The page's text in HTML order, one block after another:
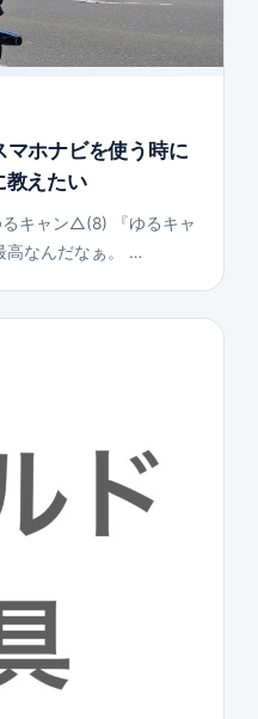
マホナビを使う時に
教えたい
キャン△(8) 『ゆるキャ
高なんだなぁ。 …